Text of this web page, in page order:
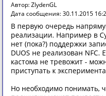
Автор: ZlydenGL
Дата сообщения: 30.11.2015
В первую очередь
реализации. Например в
нет (пока?) поддержки
DUOS не реализован NFC.
кастома не тревожит -
приступать к
Но необходимо понимать,